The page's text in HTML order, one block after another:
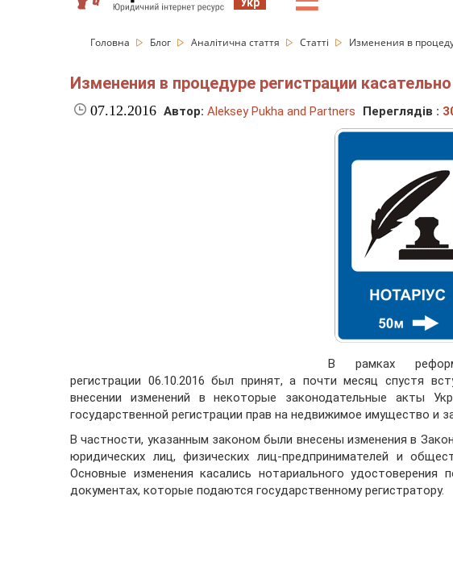
Головна Блог Аналітична стаття Статті Изменения в
Изменения в процедуре регистрации
07.12.2016 Автор: Aleksey Pukha and Partners Переглядів :
В рамках
регистрации 06.10.2016 был принят, а почти месяц спустя
внесении изменений в некоторые законодательные акты
государственной регистрации прав на недвижимое имущество и
В частности, указанным законом были внесены изменения в
юридических лиц, физических лиц-предпринимателей и
Основные изменения касались нотариального удостоверения
документах, которые подаются государственному регистратору.